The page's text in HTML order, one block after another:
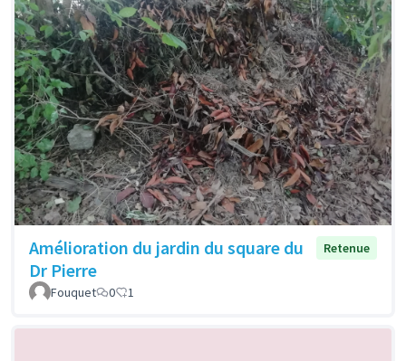
Amélioration du jardin du square du
Dr Pierre
Retenue
Fouquet 0 1